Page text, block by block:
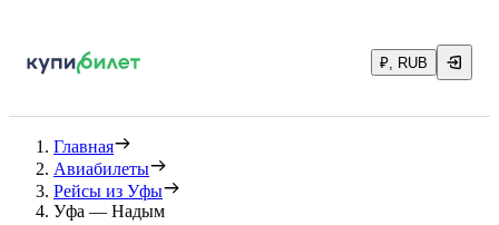
₽, RUB
Главная
Авиабилеты
Рейсы из Уфы
Уфа — Надым